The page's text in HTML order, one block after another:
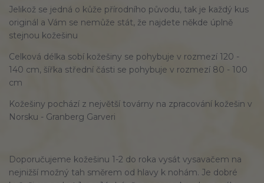
Jelikož se jedná o kůže přírodního původu, tak je každý kus
originál a Vám se nemůže stát, že najdete někde úplně
stejnou kožešinu
Celková délka sobí kožešiny se pohybuje v rozmezí 120 -
140 cm, šířka střední části se pohybuje v rozmezí 80 - 100
cm
Kožešiny pochází z největší továrny na zpracování kožešin v
Norsku - Granberg Garveri
Doporučujeme kožešinu 1-2 do roka vysát vysavačem na
nejnižší možný tah směrem od hlavy k nohám. Je dobré